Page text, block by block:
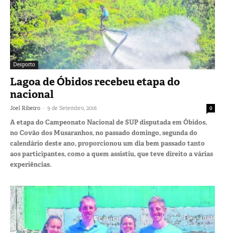
Desporto
Lagoa de Óbidos recebeu etapa do
nacional
Joel Ribeiro - 9 de Setembro, 2016 0
A etapa do Campeonato Nacional de SUP disputada em Óbidos,
no Covão dos Musaranhos, no passado domingo, segunda do
calendário deste ano, proporcionou um dia bem passado tanto
aos participantes, como a quem assistiu, que teve direito a várias
experiências.